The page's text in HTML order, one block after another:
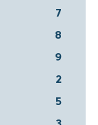
7
8
9
2
5